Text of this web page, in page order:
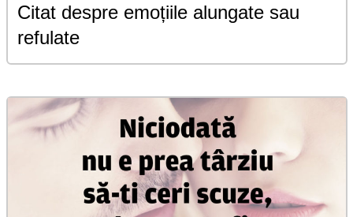
Citat despre emoțiile alungate sau
refulate